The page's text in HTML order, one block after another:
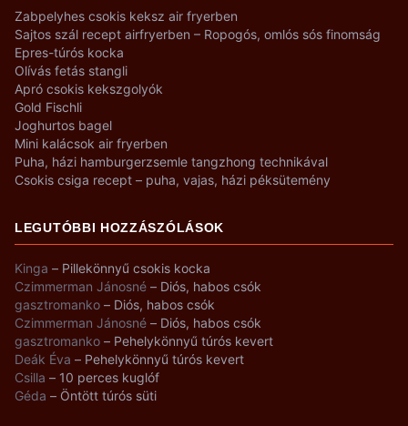
Zabpelyhes csokis keksz air fryerben
Sajtos szál recept airfryerben – Ropogós, omlós sós finomság
Epres-túrós kocka
Olívás fetás stangli
Apró csokis kekszgolyók
Gold Fischli
Joghurtos bagel
Mini kalácsok air fryerben
Puha, házi hamburgerzsemle tangzhong technikával
Csokis csiga recept – puha, vajas, házi péksütemény
LEGUTÓBBI HOZZÁSZÓLÁSOK
Kinga – Pillekönnyű csokis kocka
Czimmerman Jánosné – Diós, habos csók
gasztromanko – Diós, habos csók
Czimmerman Jánosné – Diós, habos csók
gasztromanko – Pehelykönnyű túrós kevert
Deák Éva – Pehelykönnyű túrós kevert
Csilla – 10 perces kuglóf
Géda – Öntött túrós süti